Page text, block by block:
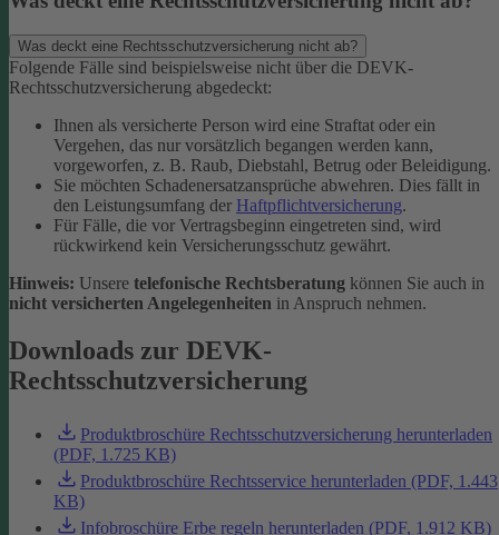
Was deckt eine Rechtsschutzversicherung nicht ab?
Folgende Fälle sind beispielsweise nicht über die DEVK-
Rechtsschutzversicherung abgedeckt:
Ihnen als versicherte Person wird eine Straftat oder ein
Vergehen, das nur vorsätzlich begangen werden kann,
vorgeworfen, z. B. Raub, Diebstahl, Betrug oder Beleidigung.
Sie möchten Schadenersatzansprüche abwehren. Dies fällt in
den Leistungsumfang der Haftpflichtversicherung.
Für Fälle, die vor Vertragsbeginn eingetreten sind, wird
rückwirkend kein Versicherungsschutz gewährt.
Hinweis: Unsere telefonische Rechtsberatung können Sie auch in
nicht versicherten Angelegenheiten in Anspruch nehmen.
Downloads zur DEVK-
Rechtsschutzversicherung
Produktbroschüre Rechtsschutzversicherung herunterladen
(PDF, 1.725 KB)
Produktbroschüre Rechtsservice herunterladen (PDF, 1.443
KB)
Infobroschüre Erbe regeln herunterladen (PDF, 1.912 KB)